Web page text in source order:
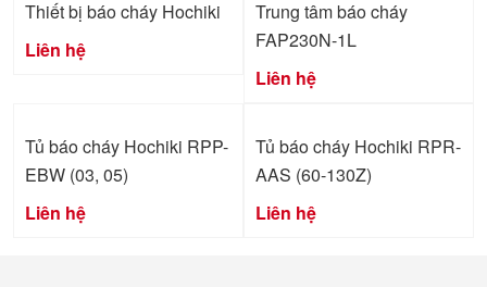
Thiết bị báo cháy Hochiki
Liên hệ
Trung tâm báo cháy
FAP230N-1L
Liên hệ
Tủ báo cháy Hochiki RPP-
EBW (03, 05)
Liên hệ
Tủ báo cháy Hochiki RPR-
AAS (60-130Z)
Liên hệ